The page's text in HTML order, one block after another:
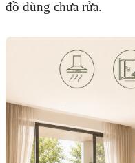
đồ dùng chưa rửa.